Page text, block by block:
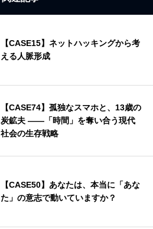
【CASE15】ネットハッキングから考
える人脈形成
【CASE74】孤独なスマホと、13歳の
炭鉱夫 ——「時間」を奪い合う現代
社会の生存戦略
【CASE50】あなたは、本当に「あな
た」の意志で動いていますか？